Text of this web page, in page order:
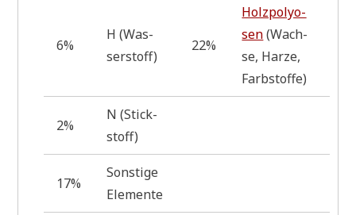
6%
H (Was­
ser­stoff)
22%
Holz­po­ly­o­
sen(Wach­
se, Har­ze,
Farbstoffe)
2%
N (Stick­
stoff)
17%
Son­sti­ge
Elemente